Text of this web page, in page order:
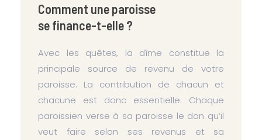
Comment une paroisse
se finance-t-elle ?
Avec les quêtes, la dîme constitue la
principale source de revenu de votre
paroisse. La contribution de chacun et
chacune est donc essentielle. Chaque
paroissien verse à sa paroisse le don qu’il
veut faire selon ses revenus et sa